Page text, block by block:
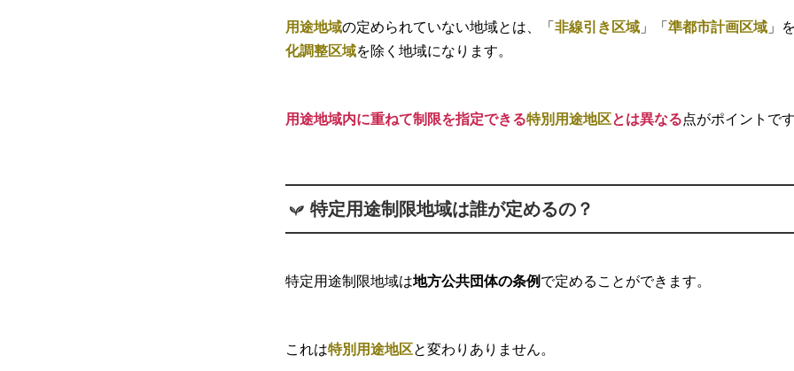
用途地域の定められていない地域とは、「 非線引き区域 」「 準都市計画区域 」
化調整区域を除く地域になります。
用途地域内に重ねて制限を指定できる特別用途地区とは異なる点がポイントです
特定用途制限地域は誰が定めるの？
特定用途制限地域は地方公共団体の条例 で定めることができます。
これは特別用途地区と変わりありません。